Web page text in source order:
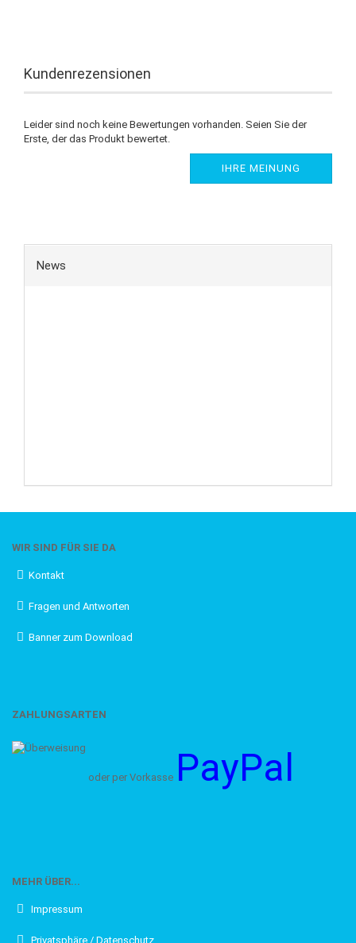
Kundenrezensionen
Leider sind noch keine Bewertungen vorhanden. Seien Sie der
Erste, der das Produkt bewertet.
IHRE MEINUNG
News
WIR SIND FÜR SIE DA
Kontakt
Fragen und Antworten
Banner zum Download
ZAHLUNGSARTEN
oder per Vorkasse PayPal
MEHR ÜBER...
Impressum
Privatsphäre / Datenschutz